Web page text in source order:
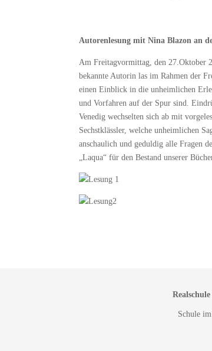
Autorenlesung mit Nina Blazon an
Am Freitagvormittag, den 27.Oktober
bekannte Autorin las im Rahmen der
einen Einblick in die unheimlichen
und Vorfahren auf der Spur sind.
Venedig wechselten sich ab mit
Sechstklässler, welche unheimlichen
anschaulich und geduldig alle Fragen
„Laqua“ für den Bestand unserer
Realschule
Schule